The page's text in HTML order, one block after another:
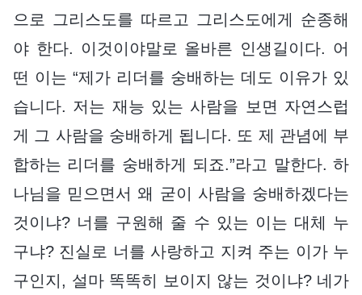
으로 그리스도를 따르고 그리스도에게 순종해
야 한다. 이것이야말로 올바른 인생길이다. 어
떤 이는 “제가 리더를 숭배하는 데도 이유가 있
습니다. 저는 재능 있는 사람을 보면 자연스럽
게 그 사람을 숭배하게 됩니다. 또 제 관념에 부
합하는 리더를 숭배하게 되죠.”라고 말한다. 하
나님을 믿으면서 왜 굳이 사람을 숭배하겠다는
것이냐? 너를 구원해 줄 수 있는 이는 대체 누
구냐? 진실로 너를 사랑하고 지켜 주는 이가 누
구인지, 설마 똑똑히 보이지 않는 것이냐? 네가